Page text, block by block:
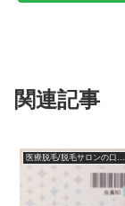
関連記事
医療脱毛/脱毛サロンの口コミ体験談